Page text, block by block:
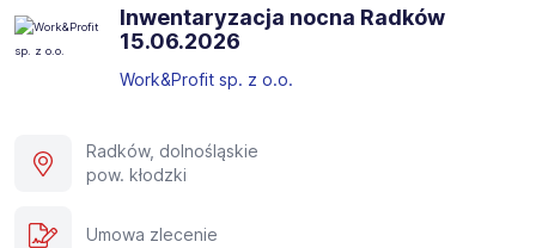
Inwentaryzacja nocna Radków
15.06.2026​
Work&Profit sp. z o.o.
Radków, dolnośląskie
pow. kłodzki
Umowa zlecenie